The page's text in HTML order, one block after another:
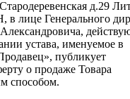
д.29
в лице Генерального
устава, именуемое в
публикует
о продаже Товара
способом.